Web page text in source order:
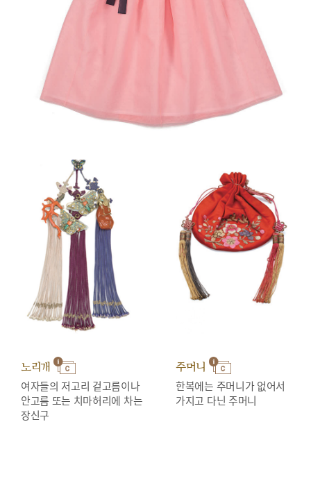
노리개
여자들의 저고리 겉고름이나
안고름 또는 치마허리에 차는
장신구
주머니
한복에는 주머니가 없어서
가지고 다닌 주머니